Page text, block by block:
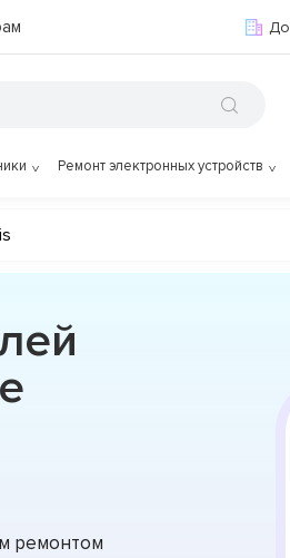
Ремонт электронных устройств
ремонтом